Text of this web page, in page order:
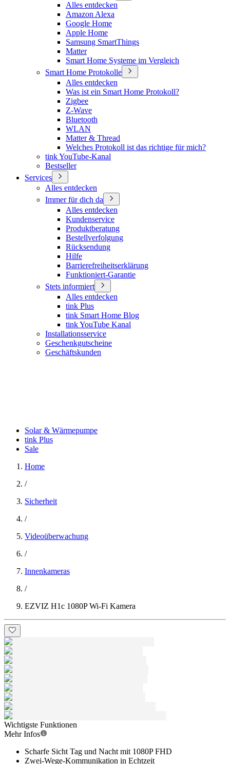
Alles entdecken
Amazon Alexa
Google Home
Apple Home
Samsung SmartThings
Matter
Smart Home Systeme im Vergleich
Smart Home Protokolle
Alles entdecken
Was ist ein Smart Home Protokoll?
Zigbee
Z-Wave
Bluetooth
WLAN
Matter & Thread
Welches Protokoll ist das richtige für mich?
tink YouTube-Kanal
Bestseller
Services
Alles entdecken
Immer für dich da
Alles entdecken
Kundenservice
Produktberatung
Bestellverfolgung
Rücksendung
Hilfe
Barrierefreiheitserklärung
Funktioniert-Garantie
Stets informiert
Alles entdecken
tink Plus
tink Smart Home Blog
tink YouTube Kanal
Installationsservice
Geschenkgutscheine
Geschäftskunden
Solar & Wärmepumpe
tink Plus
Sale
Home
/
Sicherheit
/
Videoüberwachung
/
Innenkameras
/
EZVIZ H1c 1080P Wi-Fi Kamera
Wichtigste Funktionen
Mehr Infos
Scharfe Sicht Tag und Nacht mit 1080P FHD
Zwei-Wege-Kommunikation in Echtzeit